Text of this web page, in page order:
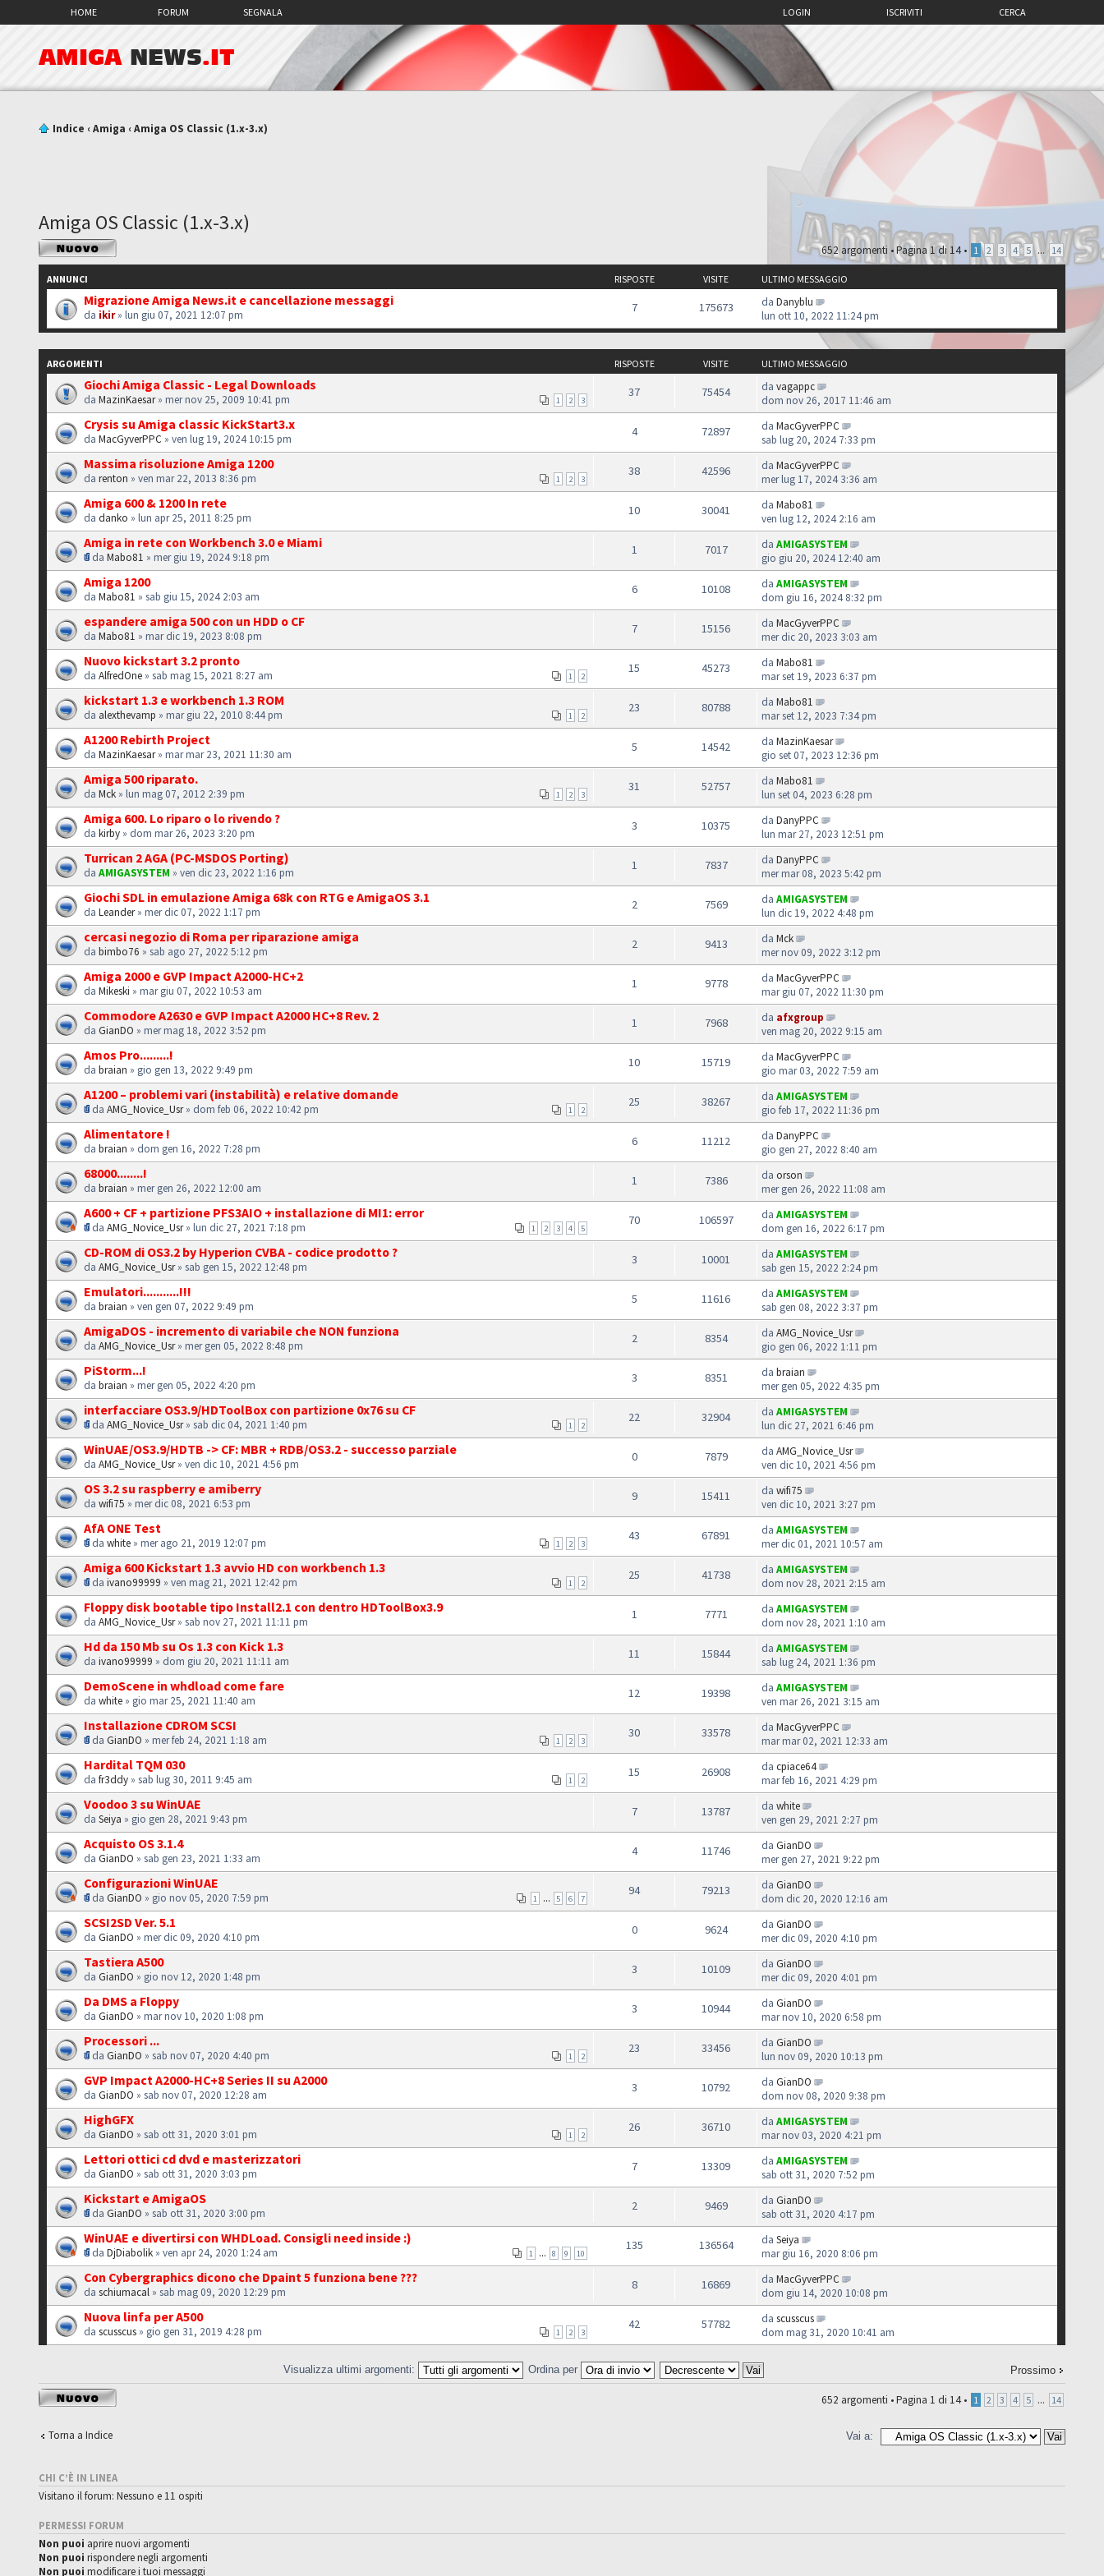
HOME FORUM SEGNALA CERCA
ISCRIVITI
LOGIN
AMIGA NEWS.IT
Indice ‹Amiga ‹Amiga OS Classic (1.x-3.x)
Amiga OS Classic (1.x-3.x)
Scrivi un nuovo
argomento
652 argomenti •Pagina 1di 14• 1 2 3 4 5 ... 14
ANNUNCI RISPOSTE VISITE ULTIMO MESSAGGIO
Migrazione Amiga News.it e cancellazione messaggi
da ikir» lun giu 07, 2021 12:07 pm
7 175673 da Danyblu
lun ott 10, 2022 11:24 pm
ARGOMENTI RISPOSTE VISITE ULTIMO MESSAGGIO
Giochi Amiga Classic - Legal Downloads
1 2 3
daMazinKaesar» mer nov 25, 2009 10:41 pm
37 75454 da vagappc
dom nov 26, 2017 11:46 am
Crysis su Amiga classic KickStart3.x
daMacGyverPPC » ven lug 19, 2024 10:15 pm
4 72897 da MacGyverPPC
sab lug 20, 2024 7:33 pm
Massima risoluzione Amiga 1200
1 2 3
darenton » ven mar 22, 2013 8:36 pm
38 42596 da MacGyverPPC
mer lug 17, 2024 3:36 am
Amiga 600 & 1200 In rete
dadanko » lun apr 25, 2011 8:25 pm
10 30041 da Mabo81
ven lug 12, 2024 2:16 am
Amiga in rete con Workbench 3.0 e Miami
daMabo81 » mer giu 19, 2024 9:18 pm
1 7017 da AMIGASYSTEM
gio giu 20, 2024 12:40 am
Amiga 1200
daMabo81 » sab giu 15, 2024 2:03 am
6 10108 da AMIGASYSTEM
dom giu 16, 2024 8:32 pm
espandere amiga 500 con un HDD o CF
daMabo81 » mar dic 19, 2023 8:08 pm
7 15156 da MacGyverPPC
mer dic 20, 2023 3:03 am
Nuovo kickstart 3.2 pronto
1 2
daAlfredOne » sab mag 15, 2021 8:27 am
15 45273 da Mabo81
mar set 19, 2023 6:37 pm
kickstart 1.3 e workbench 1.3 ROM
1 2
da alexthevamp » mar giu 22, 2010 8:44 pm
23 80788 da Mabo81
mar set 12, 2023 7:34 pm
A1200 Rebirth Project
daMazinKaesar» mar mar 23, 2021 11:30 am
5 14542 da MazinKaesar
gio set 07, 2023 12:36 pm
Amiga 500 riparato.
1 2 3
daMck » lun mag 07, 2012 2:39 pm
31 52757 da Mabo81
lun set 04, 2023 6:28 pm
Amiga 600. Lo riparo o lo rivendo ?
dakirby » dom mar 26, 2023 3:20 pm
3 10375 da DanyPPC
lun mar 27, 2023 12:51 pm
Turrican 2 AGA (PC-MSDOS Porting)
daAMIGASYSTEM » ven dic 23, 2022 1:16 pm
1 7837 da DanyPPC
mer mar 08, 2023 5:42 pm
Giochi SDL in emulazione Amiga 68k con RTG e AmigaOS 3.1
daLeander» mer dic 07, 2022 1:17 pm
2 7569 da AMIGASYSTEM
lun dic 19, 2022 4:48 pm
cercasi negozio di Roma per riparazione amiga
dabimbo76 » sab ago 27, 2022 5:12 pm
2 9413 da Mck
mer nov 09, 2022 3:12 pm
Amiga 2000 e GVP Impact A2000-HC+2
daMikeski » mar giu 07, 2022 10:53 am
1 9778 da MacGyverPPC
mar giu 07, 2022 11:30 pm
Commodore A2630 e GVP Impact A2000 HC+8 Rev. 2
daGianDO » mer mag 18, 2022 3:52 pm
1 7968 da afxgroup
ven mag 20, 2022 9:15 am
Amos Pro.........!
dabraian » gio gen 13, 2022 9:49 pm
10 15719 da MacGyverPPC
gio mar 03, 2022 7:59 am
A1200 – problemi vari (instabilità) e relative domande
1 2
daAMG_Novice_Usr» dom feb 06, 2022 10:42 pm
25 38267 da AMIGASYSTEM
gio feb 17, 2022 11:36 pm
Alimentatore !
dabraian » dom gen 16, 2022 7:28 pm
6 11212 da DanyPPC
gio gen 27, 2022 8:40 am
68000........!
dabraian » mer gen 26, 2022 12:00 am
1 7386 da orson
mer gen 26, 2022 11:08 am
A600 + CF + partizione PFS3AIO + installazione di MI1: error
1 2 3 4 5
daAMG_Novice_Usr» lun dic 27, 2021 7:18 pm
70 106597 da AMIGASYSTEM
dom gen 16, 2022 6:17 pm
CD-ROM di OS3.2 by Hyperion CVBA - codice prodotto ?
daAMG_Novice_Usr» sab gen 15, 2022 12:48 pm
3 10001 da AMIGASYSTEM
sab gen 15, 2022 2:24 pm
Emulatori...........!!!
dabraian » ven gen 07, 2022 9:49 pm
5 11616 da AMIGASYSTEM
sab gen 08, 2022 3:37 pm
AmigaDOS - incremento di variabile che NON funziona
daAMG_Novice_Usr» mer gen 05, 2022 8:48 pm
2 8354 da AMG_Novice_Usr
gio gen 06, 2022 1:11 pm
PiStorm...!
dabraian » mer gen 05, 2022 4:20 pm
3 8351 da braian
mer gen 05, 2022 4:35 pm
interfacciare OS3.9/HDToolBox con partizione 0x76 su CF
1 2
daAMG_Novice_Usr» sab dic 04, 2021 1:40 pm
22 32904 da AMIGASYSTEM
lun dic 27, 2021 6:46 pm
WinUAE/OS3.9/HDTB -> CF: MBR + RDB/OS3.2 - successo parziale
daAMG_Novice_Usr» ven dic 10, 2021 4:56 pm
0 7879 da AMG_Novice_Usr
ven dic 10, 2021 4:56 pm
OS 3.2 su raspberry e amiberry
dawifi75 » mer dic 08, 2021 6:53 pm
9 15411 da wifi75
ven dic 10, 2021 3:27 pm
AfA ONE Test
1 2 3
dawhite » mer ago 21, 2019 12:07 pm
43 67891 da AMIGASYSTEM
mer dic 01, 2021 10:57 am
Amiga 600 Kickstart 1.3 avvio HD con workbench 1.3
1 2
daivano99999 » ven mag 21, 2021 12:42 pm
25 41738 da AMIGASYSTEM
dom nov 28, 2021 2:15 am
Floppy disk bootable tipo Install2.1 con dentro HDToolBox3.9
daAMG_Novice_Usr» sab nov 27, 2021 11:11 pm
1 7771 da AMIGASYSTEM
dom nov 28, 2021 1:10 am
Hd da 150 Mb su Os 1.3 con Kick 1.3
daivano99999 » dom giu 20, 2021 11:11 am
11 15844 da AMIGASYSTEM
sab lug 24, 2021 1:36 pm
DemoScene in whdload come fare
dawhite » gio mar 25, 2021 11:40 am
12 19398 da AMIGASYSTEM
ven mar 26, 2021 3:15 am
Installazione CDROM SCSI
1 2 3
daGianDO » mer feb 24, 2021 1:18 am
30 33578 da MacGyverPPC
mar mar 02, 2021 12:33 am
Hardital TQM 030
1 2
dafr3ddy » sab lug 30, 2011 9:45 am
15 26908 da cpiace64
mar feb 16, 2021 4:29 pm
Voodoo 3 su WinUAE
daSeiya » gio gen 28, 2021 9:43 pm
7 13787 da white
ven gen 29, 2021 2:27 pm
Acquisto OS 3.1.4
daGianDO » sab gen 23, 2021 1:33 am
4 11746 da GianDO
mer gen 27, 2021 9:22 pm
Configurazioni WinUAE
1 ... 5 6 7
daGianDO » gio nov 05, 2020 7:59 pm
94 79213 da GianDO
dom dic 20, 2020 12:16 am
SCSI2SD Ver. 5.1
daGianDO » mer dic 09, 2020 4:10 pm
0 9624 da GianDO
mer dic 09, 2020 4:10 pm
Tastiera A500
daGianDO » gio nov 12, 2020 1:48 pm
3 10109 da GianDO
mer dic 09, 2020 4:01 pm
Da DMS a Floppy
daGianDO » mar nov 10, 2020 1:08 pm
3 10944 da GianDO
mar nov 10, 2020 6:58 pm
Processori ...
1 2
daGianDO » sab nov 07, 2020 4:40 pm
23 33456 da GianDO
lun nov 09, 2020 10:13 pm
GVP Impact A2000-HC+8 Series II su A2000
daGianDO » sab nov 07, 2020 12:28 am
3 10792 da GianDO
dom nov 08, 2020 9:38 pm
HighGFX
1 2
daGianDO » sab ott 31, 2020 3:01 pm
26 36710 da AMIGASYSTEM
mar nov 03, 2020 4:21 pm
Lettori ottici cd dvd e masterizzatori
daGianDO » sab ott 31, 2020 3:03 pm
7 13309 da AMIGASYSTEM
sab ott 31, 2020 7:52 pm
Kickstart e AmigaOS
daGianDO » sab ott 31, 2020 3:00 pm
2 9469 da GianDO
sab ott 31, 2020 4:17 pm
WinUAE e divertirsi con WHDLoad. Consigli need inside :)
1 ... 8 9 10
daDjDiabolik » ven apr 24, 2020 1:24 am
135 136564 da Seiya
mar giu 16, 2020 8:06 pm
Con Cybergraphics dicono che Dpaint 5 funziona bene ???
daschiumacal » sab mag 09, 2020 12:29 pm
8 16869 da MacGyverPPC
dom giu 14, 2020 10:08 pm
Nuova linfa per A500
1 2 3
dascusscus » gio gen 31, 2019 4:28 pm
42 57782 da scusscus
dom mag 31, 2020 10:41 am
Prossimo
Visualizza ultimi argomenti: Ordina per
Scrivi un nuovo
argomento
652 argomenti •Pagina 1 di 14• 1 2 3 4 5 ... 14
Torna a Indice Vai a:
CHI C’È IN LINEA
Visitano il forum: Nessuno e 11 ospiti
PERMESSI FORUM
Non puoi aprire nuovi argomenti
Non puoi rispondere negli argomenti
Non puoi modificare i tuoi messaggi